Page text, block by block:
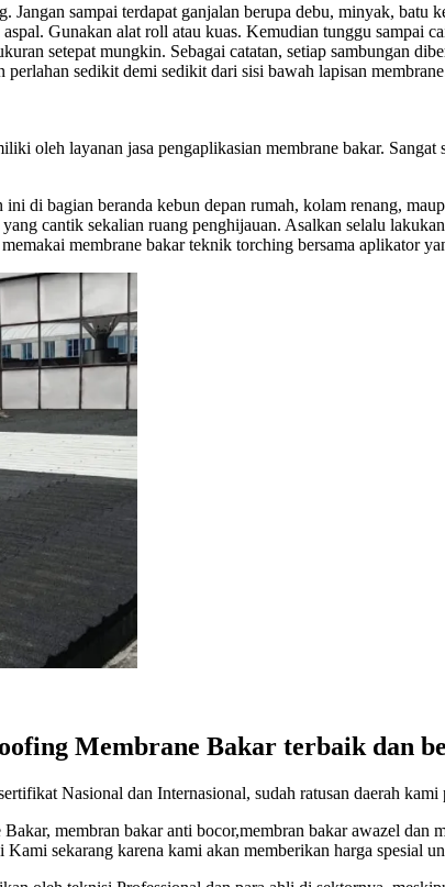
Jangan sampai terdapat ganjalan berupa debu, minyak,
Gunakan alat roll atau kuas. Kemudian tunggu sampai
setepat mungkin. Sebagai catatan, setiap sambungan
perlahan sedikit demi sedikit dari sisi bawah lapisan
oleh layanan jasa pengaplikasian membrane bakar.
di bagian beranda kebun depan rumah, kolam renang,
cantik sekalian ruang penghijauan. Asalkan selalu
membrane bakar teknik torching bersama aplikator
Membrane Bakar terbaik dan
Nasional dan Internasional, sudah ratusan daerah kami
membran bakar anti bocor,membran bakar awazel dan
sekarang karena kami akan memberikan harga spesial